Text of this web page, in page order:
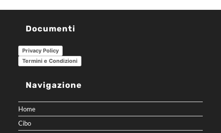
Documenti
Privacy Policy
Termini e Condizioni
Navigazione
Home
Cibo